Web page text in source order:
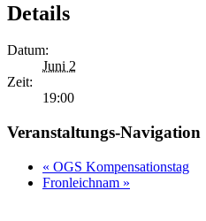
Details
Datum:
Juni 2
Zeit:
19:00
Veranstaltungs-Navigation
« OGS Kompensationstag
Fronleichnam »